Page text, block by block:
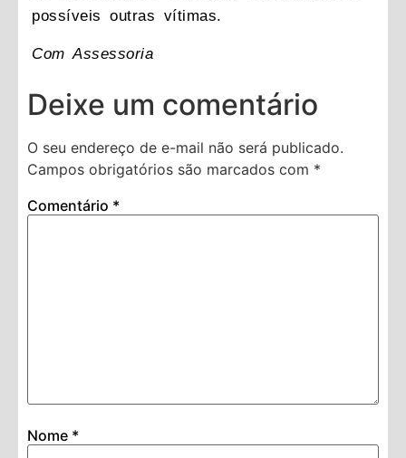
possíveis outras vítimas.
Com Assessoria
Deixe um comentário
O seu endereço de e-mail não será publicado.
Campos obrigatórios são marcados com *
Comentário *
Nome *